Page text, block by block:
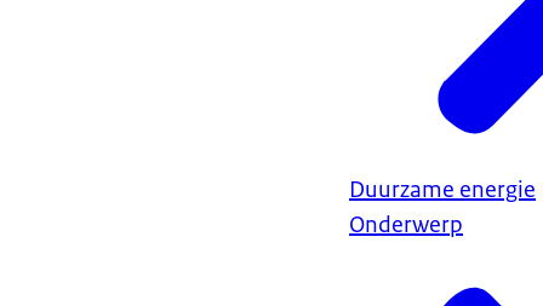
Duurzame energie
Onderwerp